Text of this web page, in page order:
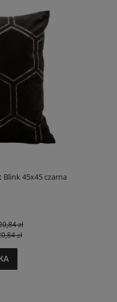
45x45 czarna
zł
zł